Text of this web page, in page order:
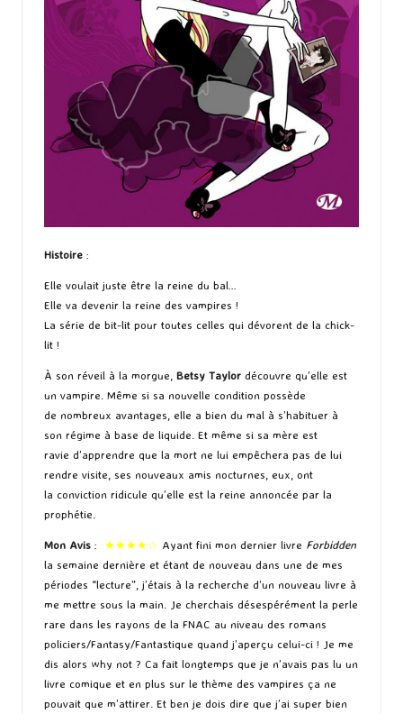
Histoire :
Elle voulait juste être la reine du bal…
Elle va devenir la reine des vampires !
La série de bit-lit pour toutes celles qui dévorent de la chick-
lit !
À son réveil à la morgue, Betsy Taylor découvre qu’elle est
un vampire. Même si sa nouvelle condition possède
de nombreux avantages, elle a bien du mal à s’habituer à
son régime à base de liquide. Et même si sa mère est
ravie d’apprendre que la mort ne lui empêchera pas de lui
rendre visite, ses nouveaux amis nocturnes, eux, ont
la conviction ridicule qu’elle est la reine annoncée par la
prophétie.
Mon Avis : ★★★★☆ Ayant fini mon dernier livre Forbidden
la semaine dernière et étant de nouveau dans une de mes
périodes “lecture”, j’étais à la recherche d’un nouveau livre à
me mettre sous la main. Je cherchais désespérément la perle
rare dans les rayons de la FNAC au niveau des romans
policiers/Fantasy/Fantastique quand j’aperçu celui-ci ! Je me
dis alors why not ? Ca fait longtemps que je n’avais pas lu un
livre comique et en plus sur le thème des vampires ça ne
pouvait que m’attirer. Et ben je dois dire que j’ai super bien